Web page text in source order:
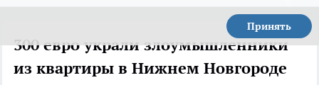
Принять
300 евро украли злоумышленники
из квартиры в Нижнем Новгороде